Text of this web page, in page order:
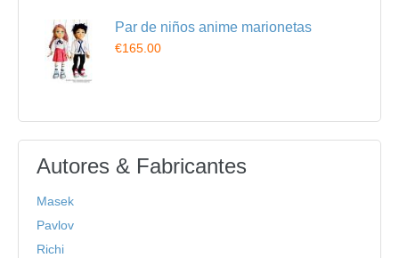
Par de niños anime marionetas
€165.00
Autores & Fabricantes
Masek
Pavlov
Richi